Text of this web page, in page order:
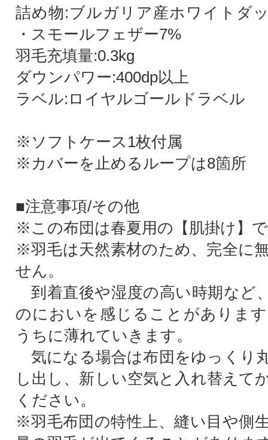
詰め物:ブルガリア産ホワイトダ
・スモールフェザー7%
羽毛充填量:0.3kg
ダウンパワー:400dp以上
ラベル:ロイヤルゴールドラベル
※ソフトケース1枚付属
※カバーを止めるループは8箇所
■注意事項/その他
※この布団は春夏用の【肌掛け】
※羽毛は天然素材のため、完全に
せん。
到着直後や湿度の高い時期など
のにおいを感じることがありま
うちに薄れていきます。
気になる場合は布団をゆっくり
し出し、新しい空気と入れ替えて
ください。
※羽毛布団の特性上、縫い目や側